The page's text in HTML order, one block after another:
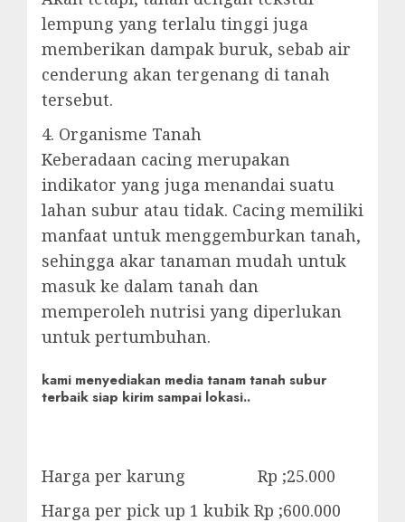
lempung yang terlalu tinggi juga
memberikan dampak buruk, sebab air
cenderung akan tergenang di tanah
tersebut.
4. Organisme Tanah
Keberadaan cacing merupakan
indikator yang juga menandai suatu
lahan subur atau tidak. Cacing memiliki
manfaat untuk menggemburkan tanah,
sehingga akar tanaman mudah untuk
masuk ke dalam tanah dan
memperoleh nutrisi yang diperlukan
untuk pertumbuhan.
kami menyediakan media tanam tanah subur
terbaik siap kirim sampai lokasi..
Harga per karung Rp ;25.000
Harga per pick up 1 kubik Rp ;600.000